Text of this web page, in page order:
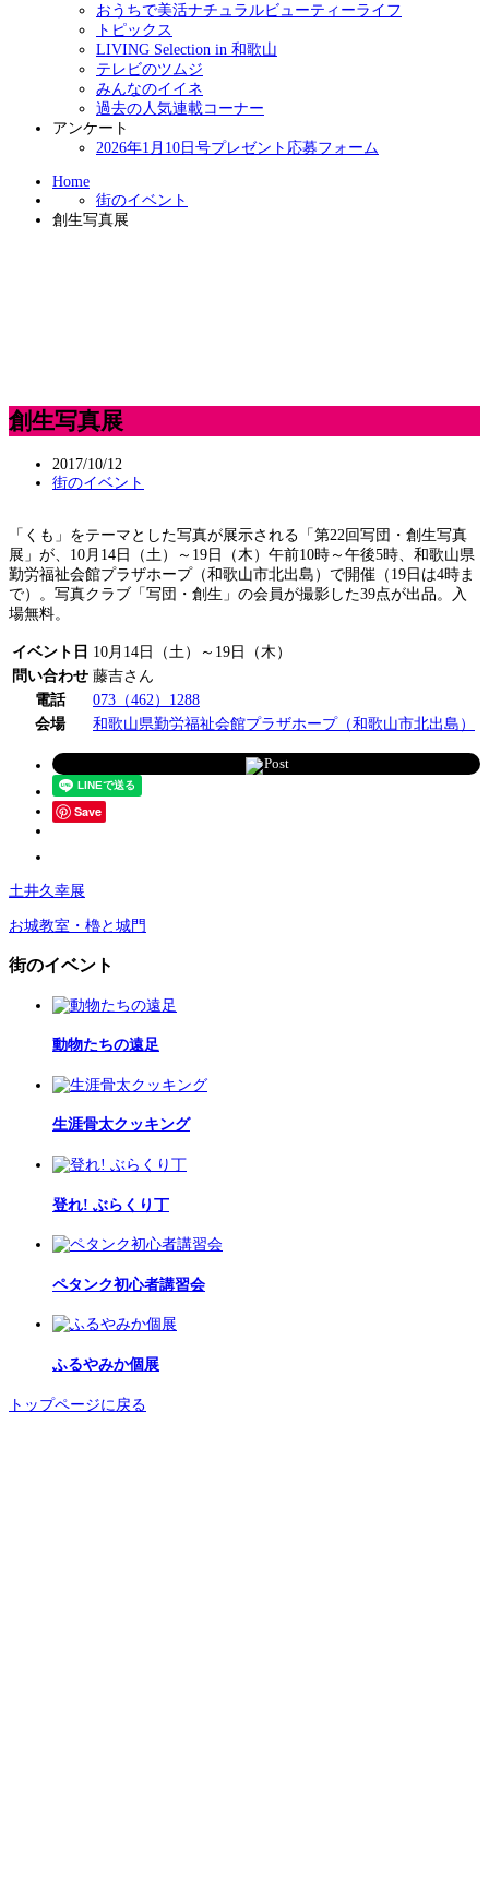
おうちで美活ナチュラルビューティーライフ
トピックス
LIVING Selection in 和歌山
テレビのツムジ
みんなのイイネ
過去の人気連載コーナー
アンケート
2026年1月10日号プレゼント応募フォーム
Home
街のイベント
創生写真展
創生写真展
2017/10/12
街のイベント
「くも」をテーマとした写真が展示される「第22回写団・創生写真
展」が、10月14日（土）～19日（木）午前10時～午後5時、和歌山県
勤労福祉会館プラザホープ（和歌山市北出島）で開催（19日は4時ま
で）。写真クラブ「写団・創生」の会員が撮影した39点が出品。入
場無料。
イベント日 10月14日（土）～19日（木）
問い合わせ 藤吉さん
電話
073（462）1288
会場
和歌山県勤労福祉会館プラザホープ（和歌山市北出島）
Post
Save
土井久幸展
お城教室・櫓と城門
街のイベント
動物たちの遠足
生涯骨太クッキング
登れ! ぶらくり丁
ペタンク初心者講習会
ふるやみか個展
トップページに戻る